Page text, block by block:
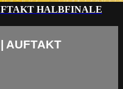
HALBFINALE
AUFTAKT